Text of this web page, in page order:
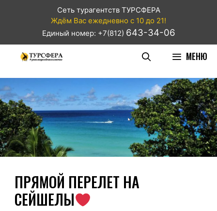
Сеть турагентств ТУРСФЕРА
Ждём Вас ежедневно с 10 до 21!
Единый номер: +7(812) 643-34-06
МЕНЮ
ПРЯМОЙ ПЕРЕЛЕТ НА
СЕЙШЕЛЫ